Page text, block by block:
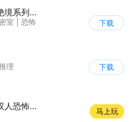
密室逃脱绝境系列9无人医院
密室
恐怖
下载
理
下载
密室逃脱双人恐怖游戏
马上玩